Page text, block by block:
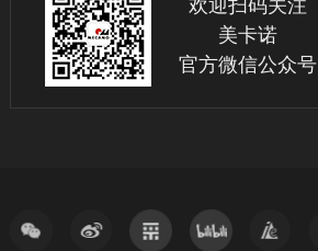
欢迎扫码关注
美卡诺
官方微信公众号